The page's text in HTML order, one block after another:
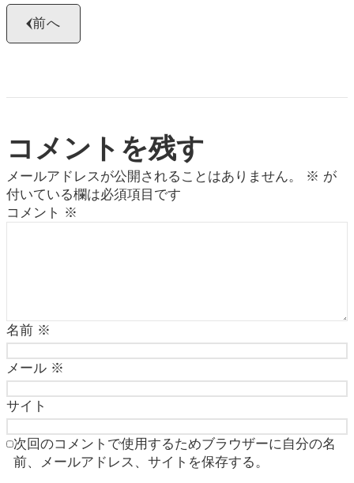
前へ
コメントを残す
メールアドレスが公開されることはありません。 ※ が
付いている欄は必須項目です
コメント ※
名前 ※
メール ※
サイト
次回のコメントで使用するためブラウザーに自分の名
前、メールアドレス、サイトを保存する。